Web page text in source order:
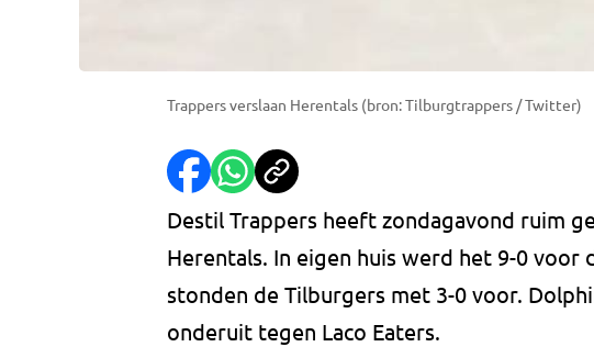
Trappers verslaan Herentals (bron: Tilburgtrappers / Twitter)
Destil Trappers heeft zondagavond ruim
Herentals. In eigen huis werd het 9-0 voor
stonden de Tilburgers met 3-0 voor.
onderuit tegen Laco Eaters.